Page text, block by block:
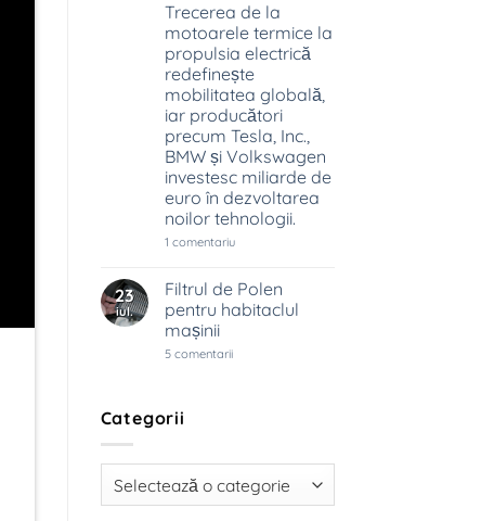
schimbă
industria
auto
Trecerea de la
motoarele termice la
propulsia electrică
redefinește
mobilitatea globală,
iar producători
precum Tesla, Inc.,
BMW și Volkswagen
investesc miliarde de
euro în dezvoltarea
noilor tehnologii.
1 comentariula
trece
prin
cea
la
motoarele
termice
la
23
iul.
Filtrul de Polen
pentru habitaclul
mașinii
5 comentariila
Categorii
Categorii